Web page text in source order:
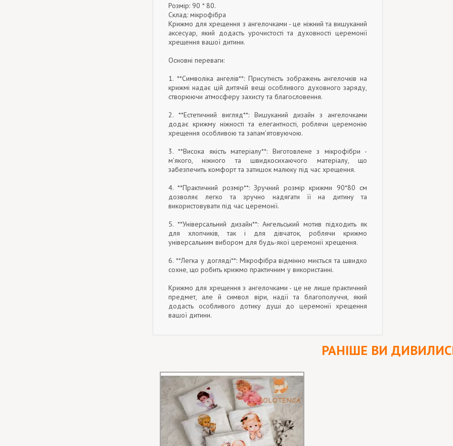
Розмір: 90 * 80.
Склад: мікрофібра
Крижмо для хрещення з ангелочками - це ніжний та вишуканий
аксесуар, який додасть урочистості та духовності церемонії
хрещення вашої дитини.
Основні переваги:
1. **Символіка ангелів**: Присутність зображень ангелочків на
крижмі надає цій дитячій вещі особливого духовного заряду,
створюючи атмосферу захисту та благословення.
2. **Естетичний вигляд**: Вишуканий дизайн з ангелочками
додає крижму ніжності та елегантності, роблячи церемонію
хрещення особливою та запам'ятовуючою.
3. **Висока якість матеріалу**: Виготовлене з мікрофібри -
м'якого, ніжного та швидкосихаючого матеріалу, що
забезпечить комфорт та затишок малюку під час хрещення.
4. **Практичний розмір**: Зручний розмір крижми 90*80 см
дозволяє легко та зручно надягати її на дитину та
використовувати під час церемонії.
5. **Універсальний дизайн**: Ангельський мотив підходить як
для хлопчиків, так і для дівчаток, роблячи крижмо
універсальним вибором для будь-якої церемонії хрещення.
6. **Легка у догляді**: Мікрофібра відмінно миється та швидко
сохне, що робить крижмо практичним у використанні.
Крижмо для хрещення з ангелочками - це не лише практичний
предмет, але й символ віри, надії та благополуччя, який
додасть особливого дотику душі до церемонії хрещення
вашої дитини.
РАНІШЕ ВИ